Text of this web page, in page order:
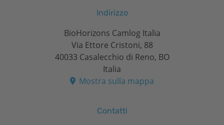
Indirizzo
BioHorizons Camlog Italia
Via Ettore Cristoni, 88
40033 Casalecchio di Reno, BO
Italia
Mostra sulla mappa
Contatti